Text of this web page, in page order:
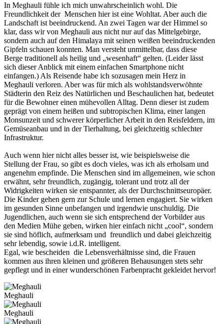
In Meghauli fühle ich mich unwahrscheinlich wohl. Die
Freundlichkeit der Menschen hier ist eine Wohltat. Aber auch die
Landschaft ist beeindruckend. An zwei Tagen war der Himmel so
klar, dass wir von Meghauli aus nicht nur auf das Mittelgebirge,
sondern auch auf den Himalaya mit seinen weißen beeindruckenden
Gipfeln schauen konnten. Man versteht unmittelbar, dass diese
Berge traditionell als heilig und „wesenhaft“ gelten. (Leider lässt
sich dieser Anblick mit einem einfachen Smartphone nicht
einfangen.) Als Reisende habe ich sozusagen mein Herz in
Meghauli verloren. Aber was für mich als wohlstandsverwöhnte
Städterin den Reiz des Natürlichen und Beschaulichen hat, bedeutet
für die Bewohner einen mühevollen Alltag. Denn dieser ist zudem
geprägt von einem heißen und subtropischen Klima, einer langen
Monsunzeit und schwerer körperlicher Arbeit in den Reisfeldern, im
Gemüseanbau und in der Tierhaltung, bei gleichzeitig schlechter
Infrastruktur.
Auch wenn hier nicht alles besser ist, wie beispielsweise die
Stellung der Frau, so gibt es doch vieles, was ich als erholsam und
angenehm empfinde. Die Menschen sind im allgemeinen, wie schon
erwähnt, sehr freundlich, zugängig, tolerant und trotz all der
Widrigkeiten wirken sie entspannter, als der Durchschnittseuropäer.
Die Kinder gehen gern zur Schule und lernen engagiert. Sie wirken
im gesunden Sinne unbefangen und irgendwie unschuldig. Die
Jugendlichen, auch wenn sie sich entsprechend der Vorbilder aus
den Medien Mühe geben, wirken hier einfach nicht „cool“, sondern
sie sind höflich, aufmerksam und freundlich und dabei gleichzeitig
sehr lebendig, sowie i.d.R. intelligent.
Egal, wie bescheiden die Lebensverhältnisse sind, die Frauen
kommen aus ihren kleinen und größeren Behausungen stets sehr
gepflegt und in einer wunderschönen Farbenpracht gekleidet hervor!
Meghauli
Meghauli